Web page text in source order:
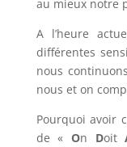
au mieux notre
A l’heure
différentes
nous
nous et on
Pourquoi avoir
de « On Doit